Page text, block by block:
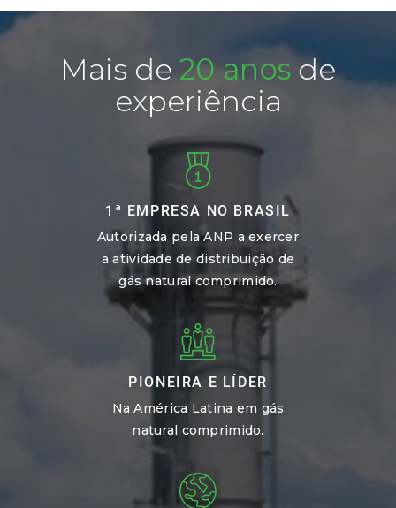
Mais de 20 anos de
experiência
1ª EMPRESA NO BRASIL
Autorizada pela ANP a exercer
a atividade de distribuição de
gás natural comprimido.
PIONEIRA E LÍDER
Na América Latina em gás
natural comprimido.